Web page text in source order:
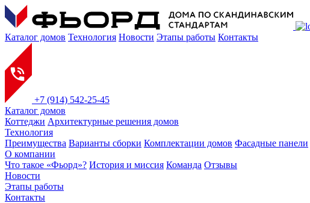
Каталог домов Технология Новости Этапы работы Контакты
+7 (914) 542-25-45
Каталог домов
Коттеджи Архитектурные решения домов
Технология
Преимущества Варианты сборки Комплектации домов Фасадные панели
О компании
Что такое «Фьорд»? История и миссия Команда Отзывы
Новости
Этапы работы
Контакты